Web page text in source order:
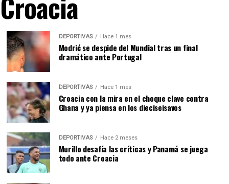
DEPORTIVAS Hace 1 mes
Modrić se despide del Mundial tras un final
dramático ante Portugal
DEPORTIVAS Hace 1 mes
Croacia con la mira en el choque clave contra
Ghana y ya piensa en los dieciseisavos
DEPORTIVAS Hace 2 meses
Murillo desafía las críticas y Panamá se juega
todo ante Croacia